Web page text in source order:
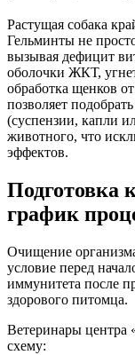
Растущая собака
Гельминты не
вызывая дефицит
оболочки ЖКТ,
обработка щенков
позволяет
(суспензии, капли
животного, что
эффектов.
Подготовка
график
Очищение
условие перед
иммунитета после
здорового питомца.
Ветеринары центра
схему: